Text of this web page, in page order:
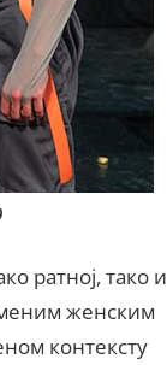
ратној, тако и
женским
контексту